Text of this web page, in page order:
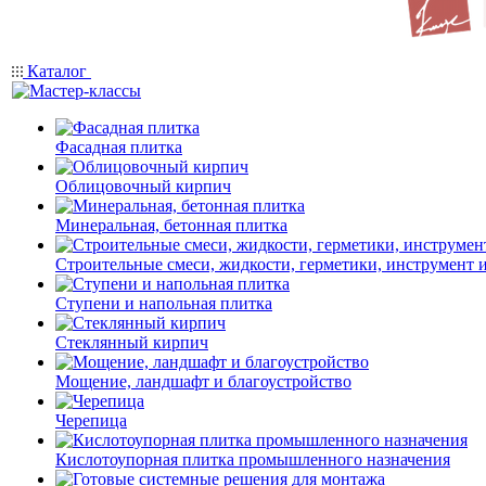
Каталог
Фасадная плитка
Облицовочный кирпич
Минеральная, бетонная плитка
Строительные смеси, жидкости, герметики, инструмент
Ступени и напольная плитка
Cтеклянный кирпич
Мощение, ландшафт и благоустройство
Черепица
Кислотоупорная плитка промышленного назначения